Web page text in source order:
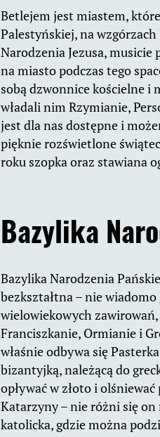
Betlejem jest miastem,
Palestyńskiej, na
Narodzenia Jezusa,
na miasto podczas tego
sobą dzwonnice kościelne i
władali nim Rzymianie,
jest dla nas dostępne i
pięknie rozświetlone
roku szopka oraz stawiana
Bazylika
Bazylika Narodzenia
bezkształtna – nie
wielowiekowych
Franciszkanie, Ormianie i
właśnie odbywa się
bizantyjką, należącą do
opływać w złoto i
Katarzyny – nie różni się on
katolicka, gdzie można